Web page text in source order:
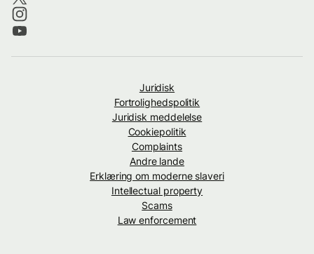
Juridisk
Fortrolighedspolitik
Juridisk meddelelse
Cookiepolitik
Complaints
Andre lande
Erklæring om moderne slaveri
Intellectual property
Scams
Law enforcement